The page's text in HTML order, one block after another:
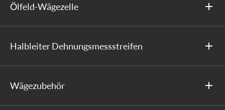
Ölfeld-Wägezelle
Halbleiter Dehnungsmessstreifen
Wägezubehör